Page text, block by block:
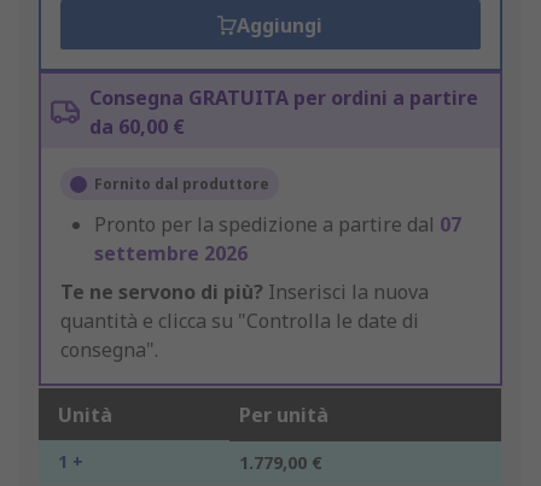
Aggiungi
Consegna GRATUITA per ordini a partire
da 60,00 €
Fornito dal produttore
Pronto per la spedizione a partire dal 07
settembre 2026
Te ne servono di più? Inserisci la nuova
quantità e clicca su "Controlla le date di
consegna".
Unità Per unità
1 + 1.779,00 €